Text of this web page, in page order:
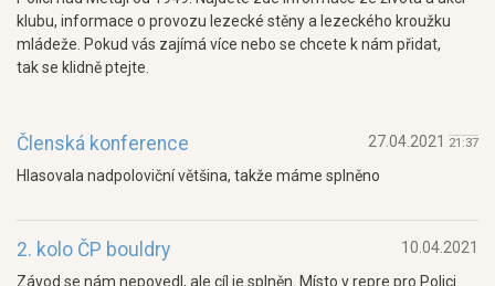
klubu, informace o provozu lezecké stěny a lezeckého kroužku
mládeže. Pokud vás zajímá více nebo se chcete k nám přidat,
tak se klidně ptejte.
Členská konference 27.04.2021 21:37
Hlasovala nadpoloviční většina, takže máme splněno
2. kolo ČP bouldry
10.04.2021
Závod se nám nepovedl, ale cíl je splněn. Místo v repre pro Polici.